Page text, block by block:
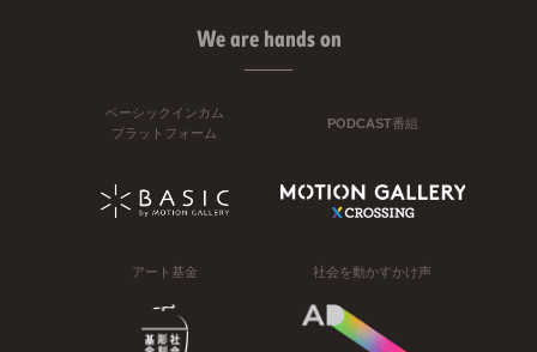
We are hands on
ベーシックインカム
プラットフォーム
PODCAST番組
アート基金 社会を動かすかけ声